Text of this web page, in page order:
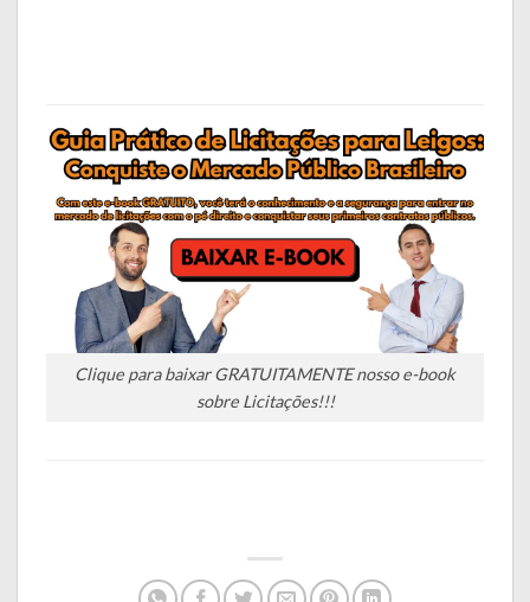
Clique para baixar GRATUITAMENTE nosso e-book
sobre Licitações!!!